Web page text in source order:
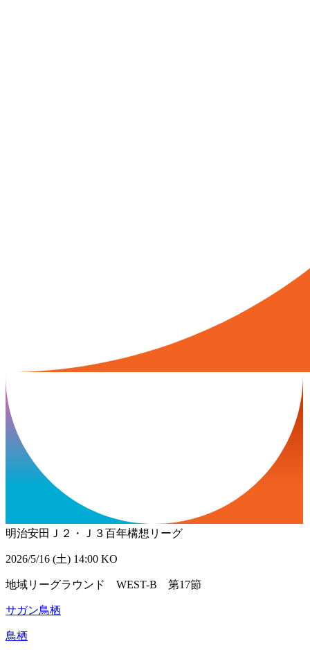
明治安田Ｊ２・Ｊ３百年構想リーグ
2026/5/16 (土) 14:00 KO
地域リーグラウンド WEST-B 第17節
サガン鳥栖
鳥栖